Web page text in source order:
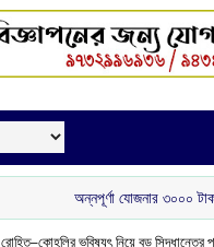
অন্নপূর্ণা যোজনার ৩০০০ টাকা দেওয়া
রোহিত–কোহলির ভবিষ্যৎ নিয়ে বড় সিদ্ধান্তের